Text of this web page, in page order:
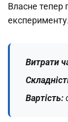
Власне тепер
Витрати
Вартість: